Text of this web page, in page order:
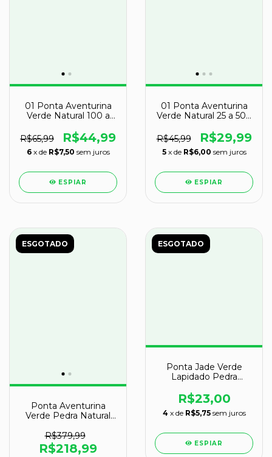
01 Ponta Aventurina
Verde Natural 100 a
R$65,99
R$44,99
6 x de R$7,50 sem juros
ESPIAR
01 Ponta Aventurina
Verde Natural 25 a 50g
R$45,99
R$29,99
5 x de R$6,00 sem juros
ESPIAR
ESGOTADO
Ponta Aventurina
Verde Pedra Natural
R$379,99
R$218,99
ESGOTADO
Ponta Jade Verde
Lapidado Pedra
Cod 109842
R$23,00
4 x de R$5,75 sem juros
ESPIAR